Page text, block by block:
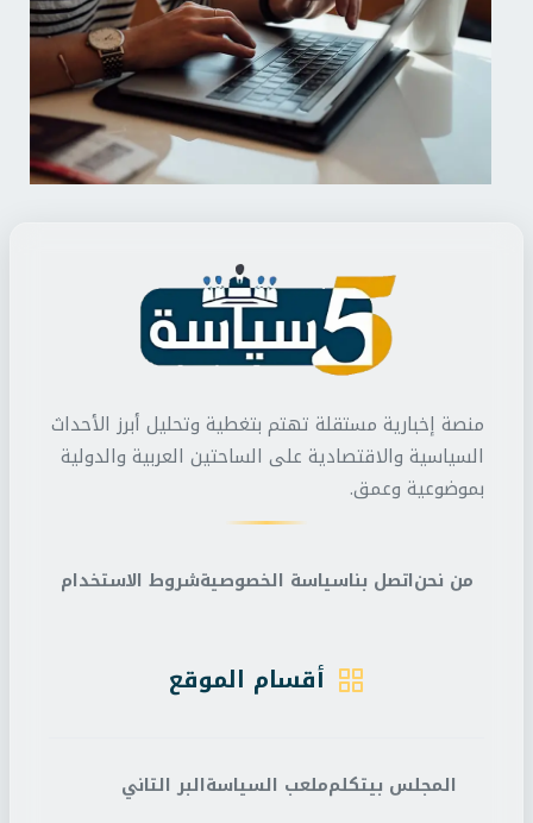
منصة إخبارية مستقلة تهتم بتغطية وتحليل أبرز الأحداث
السياسية والاقتصادية على الساحتين العربية والدولية
بموضوعية وعمق.
من نحناتصل بناسياسة الخصوصيةشروط الاستخدام
أقسام الموقع
المجلس بيتكلمملعب السياسةالبر التاني